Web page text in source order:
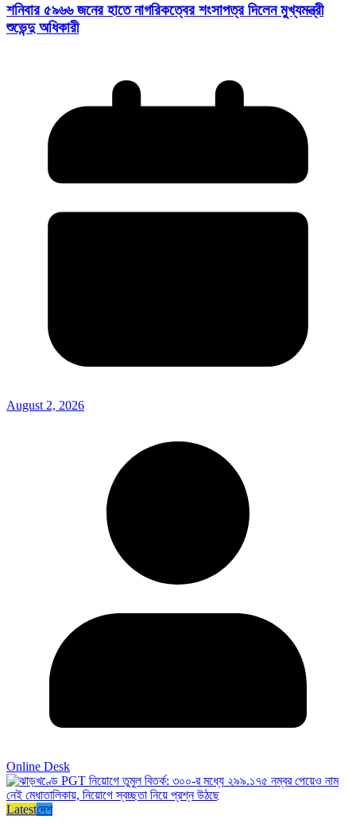
শনিবার ৫৯৬৬ জনের হাতে নাগরিকত্বের শংসাপত্র দিলেন মুখ্যমন্ত্রী
শুভেন্দু অধিকারী
August 2, 2026
Online Desk
Latestদেশ